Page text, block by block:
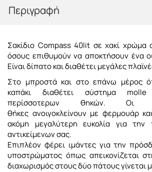
Περιγραφή
Σακίδιο Compass 40lit σε χακί χρώμα
όσους επιθυμούν να αποκτήσουν ένα
Είναι δίπατο και διαθέτει μεγάλες
Στο μπροστά και στο επάνω μέρος
καπάκι διαθέτει σύστημα
περίσσοτερων θηκών. Οι
θήκες ανοιγοκλείνουν με φερμουάρ
ακόμη μεγαλύτερη ευκολία για την
αντικείμενων σας.
Επιπλέον φέρει ιμάντες για την
υποστρώματος όπως απεικονίζεται
διαχωρισμός στους δύο πάτους γίνεται